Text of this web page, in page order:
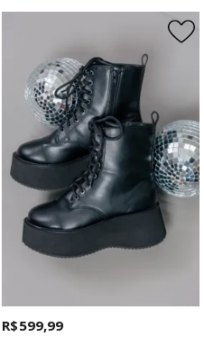
R$ 599,99